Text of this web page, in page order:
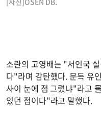
소란의 고영배는 "서인국
다"라며 감탄했다. 문득 유
사이 눈에 점 그렸냐"라고
있던 점이다"라고 말했다.